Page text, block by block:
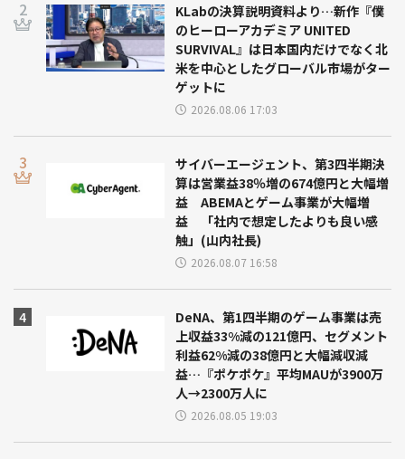
KLabの決算説明資料より…新作『僕
のヒーローアカデミア UNITED
SURVIVAL』は日本国内だけでなく北
米を中心としたグローバル市場がター
ゲットに
2026.08.06 17:03
サイバーエージェント、第3四半期決
算は営業益38％増の674億円と大幅増
益 ABEMAとゲーム事業が大幅増
益 「社内で想定したよりも良い感
触」(山内社長)
2026.08.07 16:58
DeNA、第1四半期のゲーム事業は売
上収益33%減の121億円、セグメント
利益62%減の38億円と大幅減収減
益…『ポケポケ』平均MAUが3900万
人→2300万人に
2026.08.05 19:03